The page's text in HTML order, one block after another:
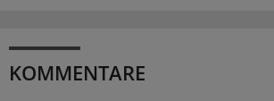
KOMMENTARE